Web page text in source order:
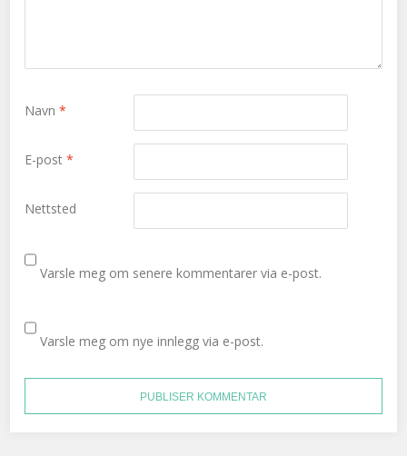
Navn*
E-post*
Nettsted
Varsle meg om senere kommentarer via e-post.
Varsle meg om nye innlegg via e-post.